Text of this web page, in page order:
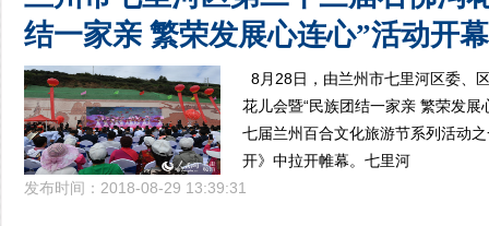
结一家亲 繁荣发展心连心”活动开幕
8月28日，由兰州市七里河区委、
花儿会暨“民族团结一家亲 繁荣发
七届兰州百合文化旅游节系列活动
开》中拉开帷幕。七里河
发布时间：2018-08-29 13:39:31